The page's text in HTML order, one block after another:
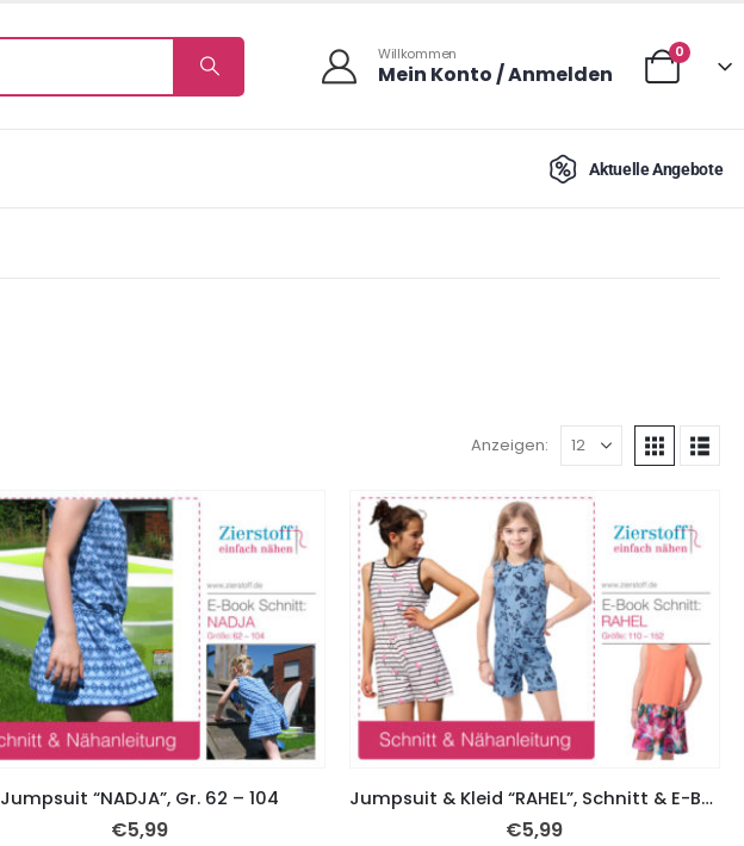
Willkommen
Mein Konto / Anmelden
0
Aktuelle Angebote
Anzeigen:
Jumpsuit “NADJA”, Gr. 62 – 104
€5,99
Jumpsuit & Kleid “RAHEL”, Schnitt & E-Book, Gr. 110 – 152
€5,99